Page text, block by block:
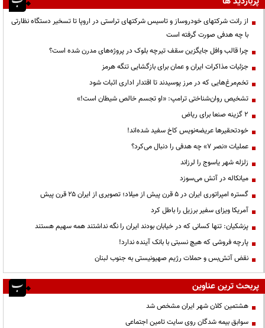
از رانت‌ شرکتهای خودروساز و تاسیس شرکتهای تراستی در اروپا تا تسخیر دستگاه نظارتی
با چه هدفی صورت گرفته است
چرا قالب وافل جایگزین سقف تیرچه بلوک در پروژه‌های مدرن شده است؟
جزئیات مذاکرات ایران و عمان برای بازگشایی تنگه هرمز
تخم‌مرغ‌هایی که در مرز پوسیدند تا اقتدار اداری اثبات شود
تشخیص روان‌شناختی ترامپ: «او تجسم خالص شیطان است!»
۲ گزینه صنعا برای ریاض
خودتحقیرها عریضه‌نویس کاخ سفید شده‌اند!
عملیات «نصر ۷» چه هدفی را دنبال می‌کرد؟
زلزله شهر یاسوج را لرزاند
میانکاله در آتش می‌سوزد
گستره امپراتوری ایران در ۵ قرن پیش از میلاد؛ تصویری از ایران ۲۵ قرن پیش
آمریکا ویزای سفیر برزیل را باطل کرد
پزشکیان: تنها کسانی که در خیابان بودند ایران را نگه نداشتند همه سهیم هستند
پارچه فروشی که هیچ نسبتی با بانک آینده ندارد!
نقض آتش‌بس و حملات رژیم صهیونیستی به جنوب لبنان
پربحث ترین عناوین
هشتمین کلان شهر ایران مشخص شد
سوابق بیمه شدگان روی سایت تامین اجتماعی